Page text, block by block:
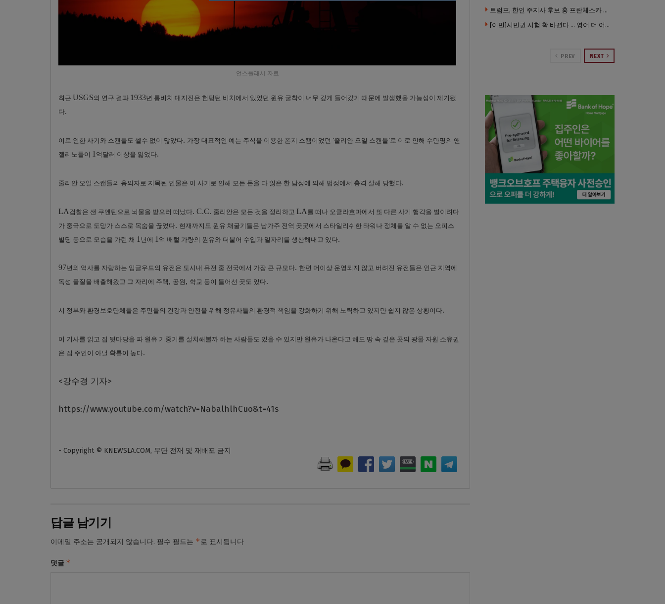
언스플래시 자료
최근 USGS의 연구 결과 1933년 롱비치 대지진은 헌팅턴 비치에서 있었던 원유 굴착이 너무 깊게 들어갔기 때문에 발생했을 가능성이 제기됐
다.
이로 인한 사기와 스캔들도 셀수 없이 많았다. 가장 대표적인 예는 주식을 이용한 폰지 스캠이었던 ’줄리안 오일 스캔들’로 이로 인해 수만명의 앤
젤리노들이 1 억달러 이상을 잃었다.
줄리안 오일 스캔들의 용의자로 지목된 인물은 이 사기로 인해 모든 돈을 다 잃은 한 남성에 의해 법정에서 총격 살해 당했다.
LA 검찰은 샌 쿠엔틴으로 뇌물을 받으러 떠났다. C.C. 줄리안은 모든 것을 정리하고 LA 를 떠나 오클라호마에서 또 다른 사기 행각을 벌이려다
가 중국으로 도망가 스스로 목숨을 끊었다. 현재까지도 원유 채굴기들은 남가주 전역 곳곳에서 스타일리쉬한 타워나 정체를 알 수 없는 오피스
빌딩 등으로 모습을 가린 채 1 년에 1 억 배럴 가량의 원유와 더불어 수입과 일자리를 생산해내고 있다.
97년의 역사를 자랑하는 잉글우드의 유전은 도시내 유전 중 전국에서 가장 큰 규모다. 한편 더이상 운영되지 않고 버려진 유전들은 인근 지역에
독성 물질을 배출해왔고 그 자리에 주택 , 공원 , 학교 등이 들어선 곳도 있다.
시 정부와 환경보호단체들은 주민들의 건강과 안전을 위해 정유사들의 환경적 책임을 강화하기 위해 노력하고 있지만 쉽지 않은 상황이다.
이 기사를 읽고 집 뒷마당을 파 원유 기중기를 설치해볼까 하는 사람들도 있을 수 있지만 원유가 나온다고 해도 땅 속 깊은 곳의 광물 자원 소유권
은 집 주인이 아닐 확률이 높다.
<강수경 기자>
https://www.youtube.com/watch?v=NabalhlhCuo&t=41s
- Copyright © KNEWSLA.COM, 무단 전재 및 재배포 금지
답글 남기기
이메일 주소는 공개되지 않습니다. 필수 필드는 *로 표시됩니다
댓글 *
트럼프, 한인 주지사 후보 홍 프란체스카 정조준 … “미치광이다”
[이민]시민권 시험 확 바뀐다 … 영어 더 어렵게, 민간시험 도입 추진
PREV NEXT